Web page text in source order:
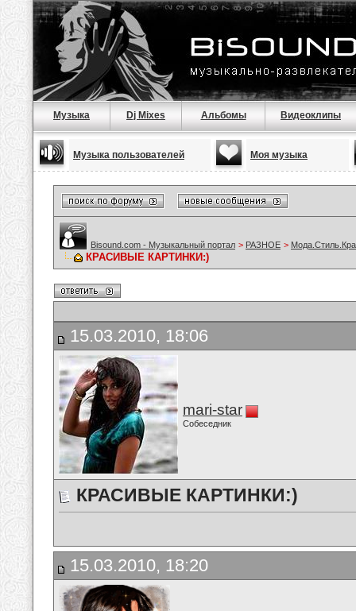
Музыка Dj Mixes Альбомы Видеоклипы
Музыка пользователей Моя музыка
Bisound.com - Музыкальный портал > РАЗНОЕ >
КРАСИВЫЕ КАРТИНКИ:)
15.03.2010, 18:06
mari-star
Собеседник
КРАСИВЫЕ КАРТИНКИ:)
15.03.2010, 18:20